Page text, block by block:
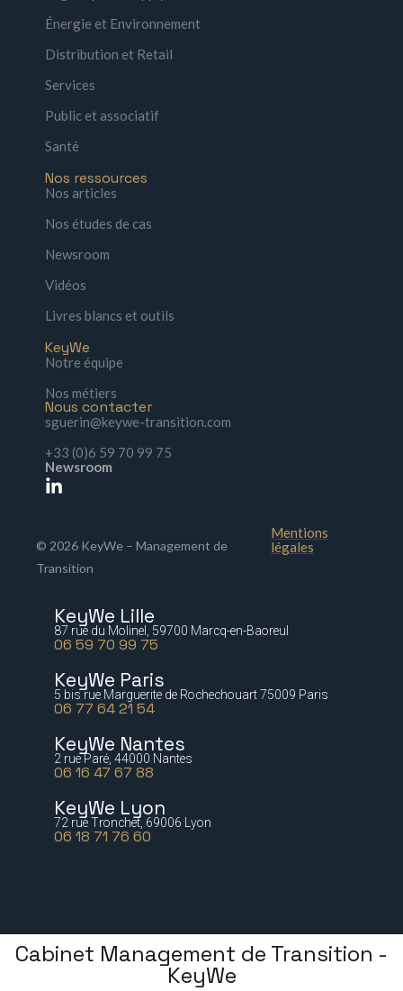
Énergie et Environnement
Distribution et Retail
Services
Public et associatif
Santé
Nos ressources
Nos articles
Nos études de cas
Newsroom
Vidéos
Livres blancs et outils
KeyWe
Notre équipe
Nos métiers
Nous contacter
sguerin@keywe-transition.com
+33 (0)6 59 70 99 75
Newsroom
© 2026 KeyWe – Management de
Transition
Mentions
légales
KeyWe Lille
87 rue du Molinel, 59700 Marcq-en-Baoreul
06 59 70 99 75
KeyWe Paris
5 bis rue Marguerite de Rochechouart 75009 Paris
06 77 64 21 54
KeyWe Nantes
2 rue Paré, 44000 Nantes
06 16 47 67 88
KeyWe Lyon
72 rue Tronchet, 69006 Lyon
06 18 71 76 60
Cabinet Management de Transition -
KeyWe